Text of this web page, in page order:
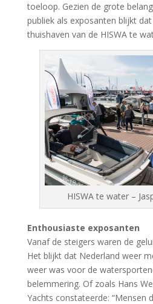
toeloop. Gezien de grote
publiek als exposanten blijkt
thuishaven van de HISWA te
HISWA te water –
Enthousiaste exposanten
Vanaf de steigers waren de
Het blijkt dat Nederland weer
weer was voor de
belemmering. Of zoals Hans
Yachts constateerde: “Mensen